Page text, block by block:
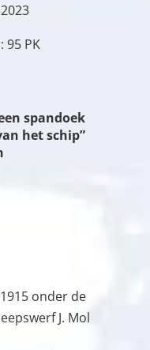
95 PK
spandoek
het schip”
onder de
J. Mol